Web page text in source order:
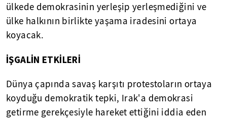
ülkede demokrasinin yerleşip yerleşmediğini ve
ülke halkının birlikte yaşama iradesini ortaya
koyacak.
İŞGALİN ETKİLERİ
Dünya çapında savaş karşıtı protestoların ortaya
koyduğu demokratik tepki, Irak'a demokrasi
getirme gerekçesiyle hareket ettiğini iddia eden